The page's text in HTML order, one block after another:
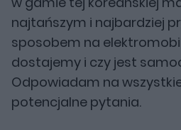
najtańszym i najbardziej
sposobem na
dostajemy i czy jest
Odpowiadam na
potencjalne pytania.